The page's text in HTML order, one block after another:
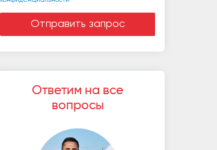
Ответим на все
вопросы